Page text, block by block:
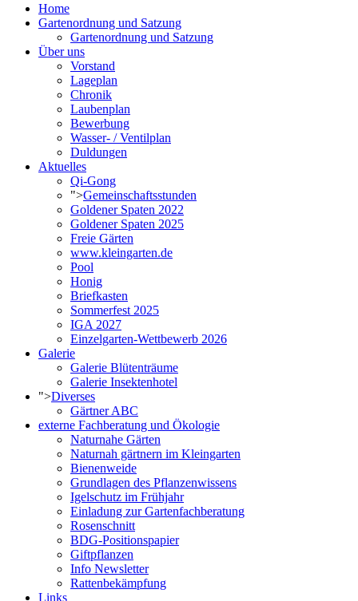
Home
Gartenordnung und Satzung
Gartenordnung und Satzung
Über uns
Vorstand
Lageplan
Chronik
Laubenplan
Bewerbung
Wasser- / Ventilplan
Duldungen
Aktuelles
Qi-Gong
">Gemeinschaftsstunden
Goldener Spaten 2022
Goldener Spaten 2025
Freie Gärten
www.kleingarten.de
Pool
Honig
Briefkasten
Sommerfest 2025
IGA 2027
Einzelgarten-Wettbewerb 2026
Galerie
Galerie Blütenträume
Galerie Insektenhotel
">Diverses
Gärtner ABC
externe Fachberatung und Ökologie
Naturnahe Gärten
Naturnah gärtnern im Kleingarten
Bienenweide
Grundlagen des Pflanzenwissens
Igelschutz im Frühjahr
Einladung zur Gartenfachberatung
Rosenschnitt
BDG-Positionspapier
Giftpflanzen
Info Newsletter
Rattenbekämpfung
Links